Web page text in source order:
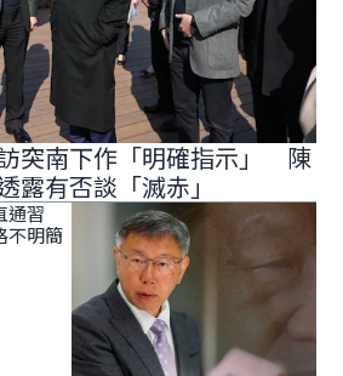
突南下作「明確指示」 陳
露有否談「滅赤」
通習
不明簡